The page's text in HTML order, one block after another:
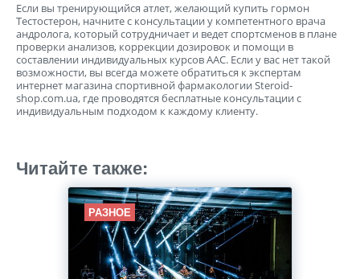
Если вы тренирующийся атлет, желающий купить гормон
Тестостерон, начните с консультации у компетентного врача
андролога, который сотрудничает и ведет спортсменов в плане
проверки анализов, коррекции дозировок и помощи в
составлении индивидуальных курсов ААС. Если у вас нет такой
возможности, вы всегда можете обратиться к экспертам
интернет магазина спортивной фармакологии Steroid-
shop.com.ua, где проводятся бесплатные консультации с
индивидуальным подходом к каждому клиенту.
Читайте также:
РАЗНОЕ